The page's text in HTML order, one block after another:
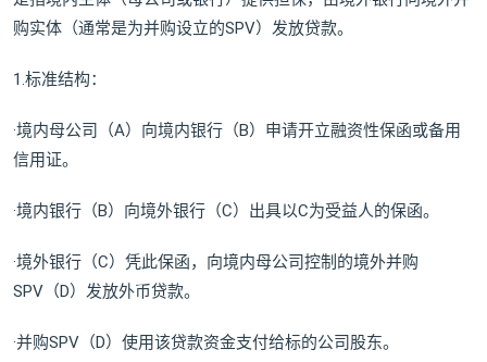
购实体（通常是为并购设立的SPV）发放贷款。
1.标准结构：
·境内母公司（A）向境内银行（B）申请开立融资性保函或备用
信用证。
·境内银行（B）向境外银行（C）出具以C为受益人的保函。
·境外银行（C）凭此保函，向境内母公司控制的境外并购
SPV（D）发放外币贷款。
·并购SPV（D）使用该贷款资金支付给标的公司股东。